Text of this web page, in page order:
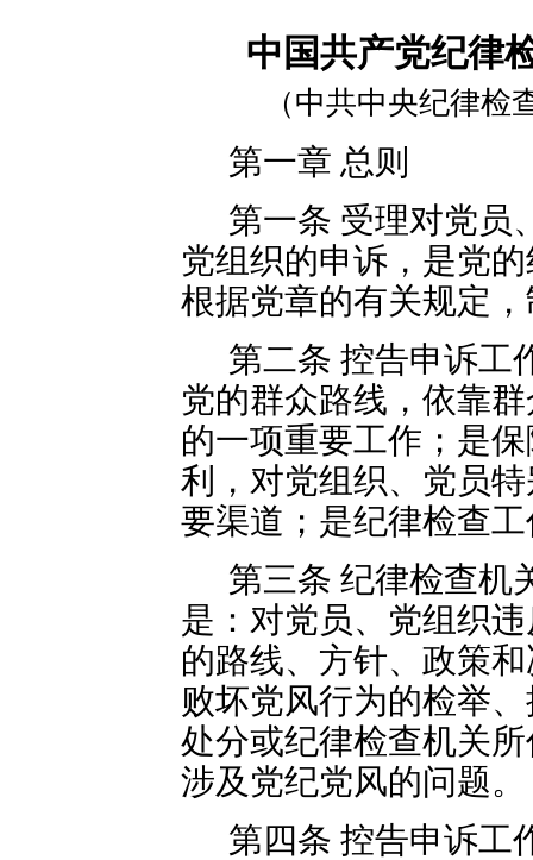
中国共产党纪律
（中共中央纪律检
第一章 总则
第一条 受理对党员
党组织的申诉，是党
根据党章的有关规定
第二条 控告申诉工
党的群众路线，依靠
的一项重要工作；是
利，对党组织、党员
要渠道；是纪律检查
第三条 纪律检查机
是：对党员、党组织
的路线、方针、政策
败坏党风行为的检举
处分或纪律检查机关
涉及党纪党风的问题。
第四条 控告申诉工